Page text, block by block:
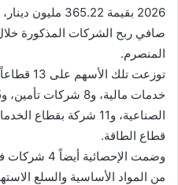
صافي ربح الشركات المذكورة
المنصرم.
قطاع الطاقة.
وضمت
من المواد الأساسية والسلع